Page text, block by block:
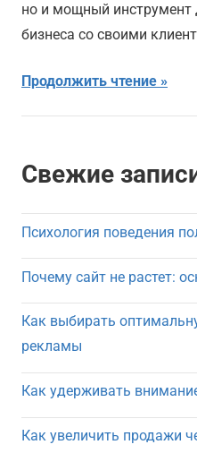
но и мощный инструмент
бизнеса со своими
Продолжить чтение
Свежие
Психология поведения
Почему сайт не растет:
Как выбирать
рекламы
Как удерживать
Как увеличить продажи